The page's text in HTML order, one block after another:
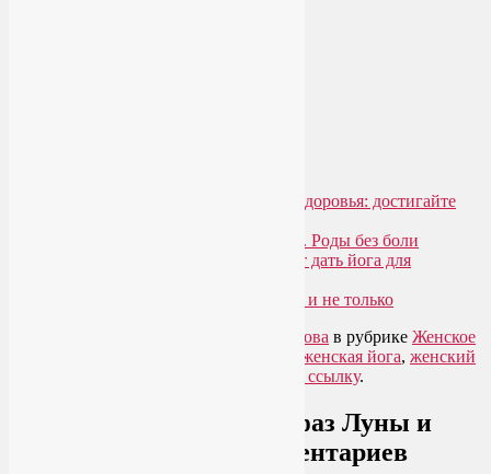
Краеугольный камень женского здоровья: достигайте
О пользе йоги при беременности. Роды без боли
Йога для женщин, или Что может дать йога для
Гормональная йога при климаксе и не только
Лия Волова в рубрике Женское
женская йога, женский
постоянную ссылку.
Женская йога с учетом фаз Луны и
: 6 комментариев